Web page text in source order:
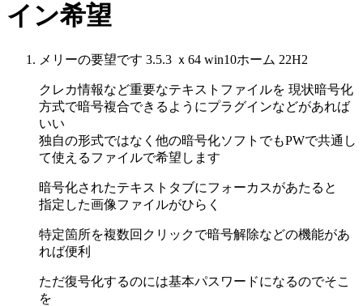
イン希望
メリーの要望です 3.5.3 ｘ64 win10ホーム 22H2
クレカ情報など重要なテキストファイルを 現状暗号化
方式で暗号複合できるようにプラグインなどがあれば
いい
独自の形式ではなく他の暗号化ソフトでもPWで共通し
て使えるファイルで希望します
暗号化されたテキストタブにフォーカスがあたると
指定した画像ファイルがひらく
特定箇所を複数回クリックで暗号解除などの機能があ
れば便利
ただ復号化するのには基本パスワードになるのでそこ
を